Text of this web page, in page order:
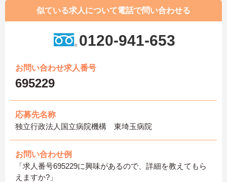
似ている求人について電話で問い合わせる
0120-941-653
お問い合わせ求人番号
695229
応募先名称
独立行政法人国立病院機構 東埼玉病院
お問い合わせ例
「求人番号695229に興味があるので、詳細を教えてもら
えますか?」